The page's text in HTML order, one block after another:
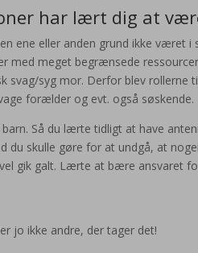
har lært dig at
ene eller anden grund ikke været i
med meget begrænsede
svag/syg mor. Derfor blev rollerne
forælder og evt. også søskende.
Så du lærte tidligt at have
du skulle gøre for at undgå, at
gik galt. Lærte at bære ansvaret
jo ikke andre, der tager det!